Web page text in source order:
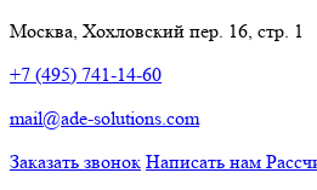
Москва, Хохловский пер. 16, стр. 1
+7 (495) 741-14-60
mail@ade-solutions.com
Заказать звонок Написать нам